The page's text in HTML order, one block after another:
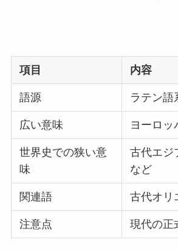
項目 内容
語源 ラテン語
広い意味 ヨーロッ
世界史での狭い意
味
古代エジ
など
関連語 古代オリ
注意点 現代の正